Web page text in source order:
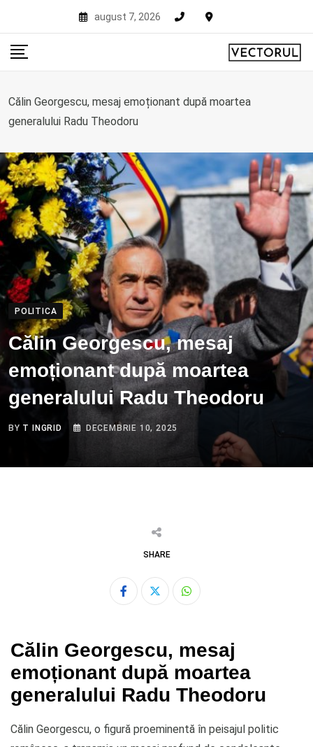
content
august 7, 2026
Călin Georgescu, mesaj emoționant după moartea
generalului Radu Theodoru
POLITICA
Călin Georgescu, mesaj
emoționant după moartea
generalului Radu Theodoru
BY T INGRID DECEMBRIE 10, 2025
SHARE
Whatsapp
Călin Georgescu, mesaj
emoționant după moartea
generalului Radu Theodoru
Călin Georgescu, o figură proeminentă în peisajul politic